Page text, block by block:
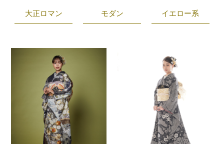
大正ロマン モダン イエロー系